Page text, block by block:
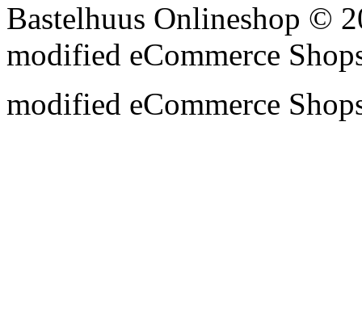
Bastelhuus Onlineshop ©
modified eCommerce
modified eCommerce